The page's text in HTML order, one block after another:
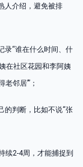
人介绍，避免被排
录“谁在什么时间、什
在社区花园和李阿姨
邻居’”；
的判断，比如不说“张
续2-4周，才能捕捉到